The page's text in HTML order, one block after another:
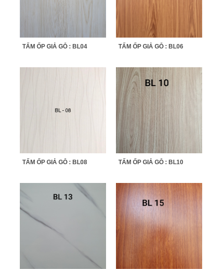
TẤM ỐP GIẢ GỖ : BL04 TẤM ỐP GIẢ GỖ : BL06
TẤM ỐP GIẢ GỖ : BL08 TẤM ỐP GIẢ GỖ : BL10